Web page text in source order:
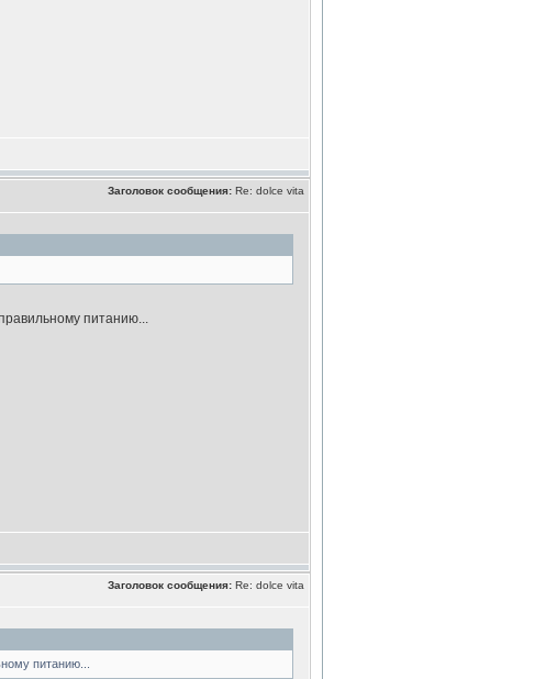
Заголовок сообщения:Re: dolce vita
питанию...
Заголовок сообщения:Re: dolce vita
питанию...